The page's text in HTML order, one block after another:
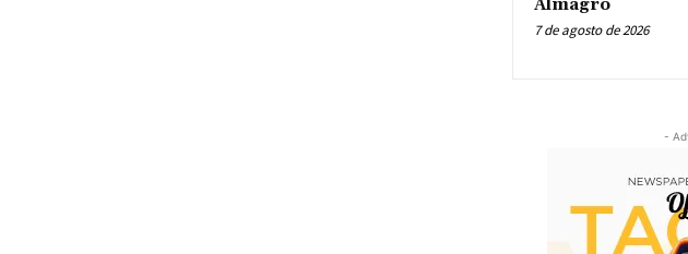
Almagro
7 de agosto de 2026
-